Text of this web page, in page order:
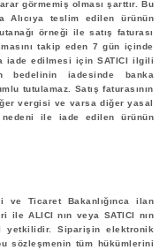
görmemiş olması şarttır. Bu
Alıcıya teslim edilen ürünün
örneği ile satış faturası
takip eden 7 gün içinde
iade edilmesi için SATICI ilgili
bedelinin iadesinde banka
tutulamaz. Satış faturasının
vergisi ve varsa diğer yasal
ile iade edilen ürünün
ve Ticaret Bakanlığınca ilan
ile ALICI nın veya SATICI nın
yetkilidir. Siparişin elektronik
sözleşmenin tüm hükümlerini